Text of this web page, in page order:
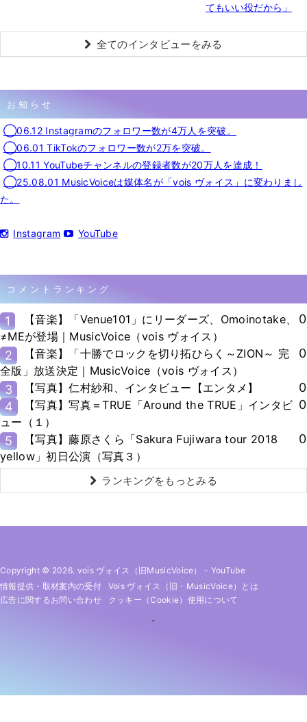
てもいい役だから」
全てのインタビューをみる
お知らせ
◯06.12 Instagramのフォロワー数が4万人を突破。
◯06.01 TikTokのフォロワー数が2万を突破。
◯10.11 YouTubeチャンネルの登録者数が20万人を達成！
◯25.08.01 MusicVoiceは媒体名が「vois ヴォイス」に変わりまし
た。
Instagram YouTube
コメントランキング
1
【音楽】「Venue101」にリーダーズ、Omoinotake、
≠MEが登場｜MusicVoice（vois ヴォイス）
0
2
【音楽】「十勝でロックを切り拓ひらく～ZION～ 完
全版」放送決定｜MusicVoice（vois ヴォイス）
0
3 【写真】仁村紗和、インタビュー【エンタメ】
0
4
【写真】写真＝TRUE「Around the TRUE」インタビ
ュー（１）
0
5
【写真】藤原さくら「Sakura Fujiwara tour 2018
yellow」初日公演（写真３）
0
ランキングをもっとみる
Copyright © 2026. vois ヴォイス（旧MusicVoice） - YouTube
情報提供・取材案内の受付
Vois ヴォイス（旧・MusicVoice）とは
広告に関するお問い合わせ
クッキー（cookie）使用について
-